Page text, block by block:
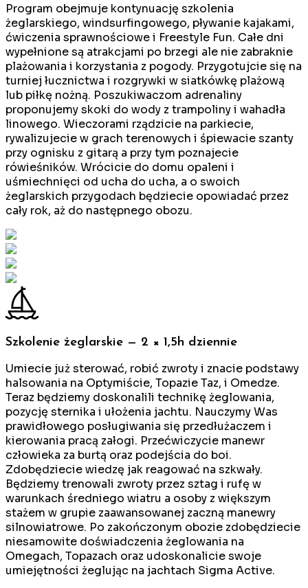
Program obejmuje kontynuację szkolenia
żeglarskiego, windsurfingowego, pływanie kajakami,
ćwiczenia sprawnościowe i Freestyle Fun. Całe dni
wypełnione są atrakcjami po brzegi ale nie zabraknie
plażowania i korzystania z pogody. Przygotujcie się na
turniej łucznictwa i rozgrywki w siatkówkę plażową
lub piłkę nożną. Poszukiwaczom adrenaliny
proponujemy skoki do wody z trampoliny i wahadła
linowego. Wieczorami rządzicie na parkiecie,
rywalizujecie w grach terenowych i śpiewacie szanty
przy ognisku z gitarą a przy tym poznajecie
rówieśników. Wrócicie do domu opaleni i
uśmiechnięci od ucha do ucha, a o swoich
żeglarskich przygodach będziecie opowiadać przez
cały rok, aż do następnego obozu.
Szkolenie żeglarskie — 2 × 1,5h dziennie
Umiecie już sterować, robić zwroty i znacie podstawy
halsowania na Optymiście, Topazie Taz, i Omedze.
Teraz będziemy doskonalili technikę żeglowania,
pozycję sternika i ułożenia jachtu. Nauczymy Was
prawidłowego posługiwania się przedłużaczem i
kierowania pracą załogi. Przećwiczycie manewr
człowieka za burtą oraz podejścia do boi.
Zdobędziecie wiedzę jak reagować na szkwały.
Będziemy trenowali zwroty przez sztag i rufę w
warunkach średniego wiatru a osoby z większym
stażem w grupie zaawansowanej zaczną manewry
silnowiatrowe. Po zakończonym obozie zdobędziecie
niesamowite doświadczenia żeglowania na
Omegach, Topazach oraz udoskonalicie swoje
umiejętności żeglując na jachtach Sigma Active.